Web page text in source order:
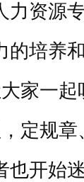
力资源
的培养
家一起
定规章
开始